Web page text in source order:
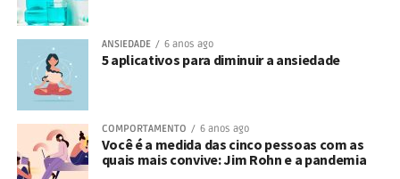
ANSIEDADE 6 anos ago
5 aplicativos para diminuir a ansiedade
COMPORTAMENTO 6 anos ago
Você é a medida das cinco pessoas com as
quais mais convive: Jim Rohn e a pandemia